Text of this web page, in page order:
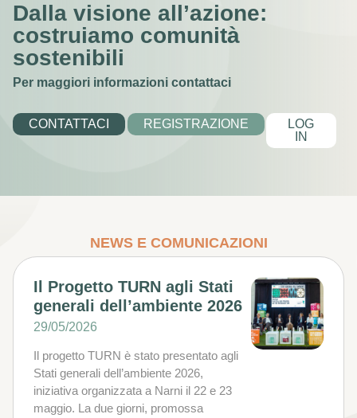
Dalla visione all’azione:
costruiamo comunità
sostenibili
Per maggiori informazioni contattaci
CONTATTACI REGISTRAZIONE
LOG
IN
NEWS E COMUNICAZIONI
Il Progetto TURN agli Stati
generali dell’ambiente 2026
29/05/2026
Il progetto TURN è stato presentato agli
Stati generali dell’ambiente 2026,
iniziativa organizzata a Narni il 22 e 23
maggio. La due giorni, promossa